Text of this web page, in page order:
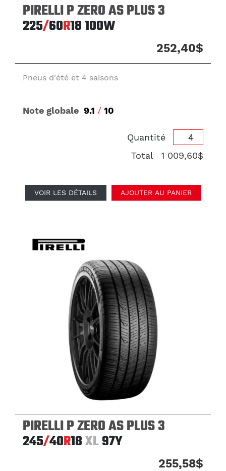
PIRELLI P ZERO AS PLUS 3
225/60R18100W
252,40$
Pneus d'été et 4 saisons
Note globale 9.1 / 10
Quantité
Total
1 009,60$
VOIR LES DÉTAILS AJOUTER AU PANIER
PIRELLI P ZERO AS PLUS 3
245/40R18XL97Y
255,58$